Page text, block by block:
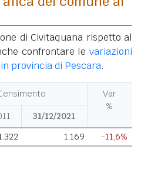
di Civitaquana rispetto al
confrontare levariazioni
provincia di Pescara.
Var
%
31/12/2021
1.169 -11,6%